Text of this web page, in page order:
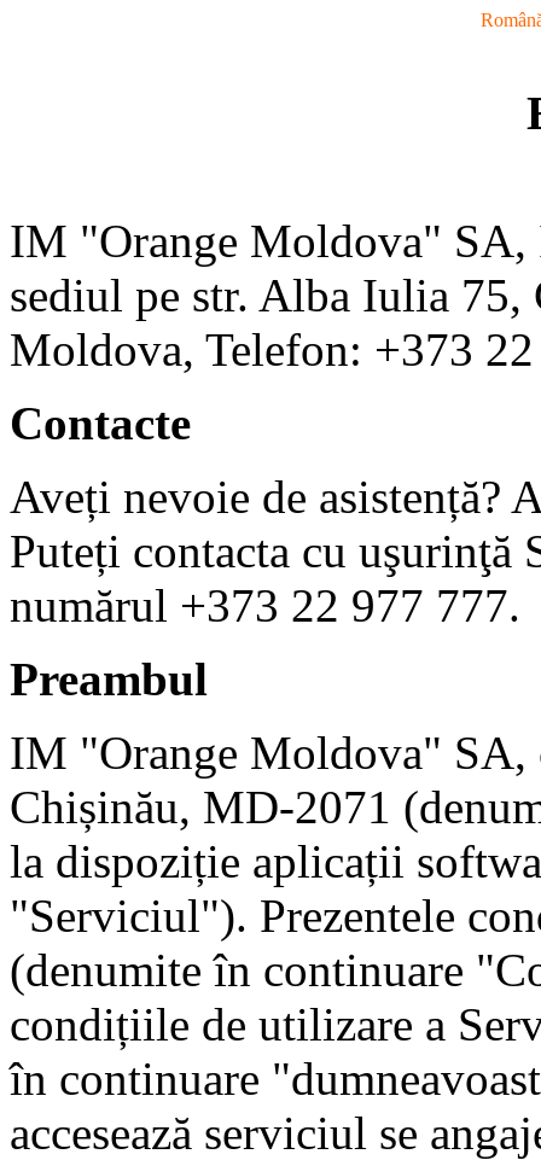
IM "Orange Moldova" SA,
sediul pe str. Alba Iulia
Moldova, Telefon: +373
Contacte
Aveți nevoie de asistență?
Puteți contacta cu
numărul +373 22 977 777.
Preambul
IM "Orange Moldova" SA,
Chișinău, MD-2071
la dispoziție aplicații
"Serviciul"). Prezentele
(denumite în continuare
condițiile de utilizare a
în continuare
accesează serviciul se